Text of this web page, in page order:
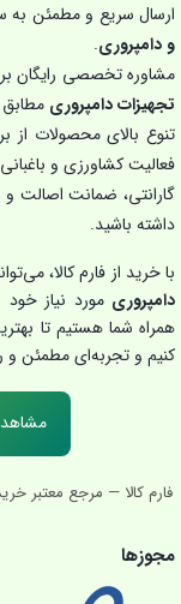
ارسال سریع و مطمئن به
و دامپروری.
مشاوره تخصصی رایگان
تجهیزات دامپروری
تنوع بالای محصولات از
فعالیت کشاورزی و
گارانتی، ضمانت اصالت
داشته باشید.
با خرید از فارم کالا،
دامپروری مورد نیاز
همراه شما هستیم تا
کنیم و تجربه‌ای مطمئن و
فارم کالا — مرجع معتبر
مجوزها